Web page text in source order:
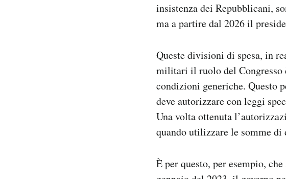
insistenza dei Repubblicani,
ma a partire dal 2026 il
Queste divisioni di spesa, in
militari il ruolo del Congresso
condizioni generiche. Questo
deve autorizzare con leggi
Una volta ottenuta
quando utilizzare le somme di
È per questo, per esempio,